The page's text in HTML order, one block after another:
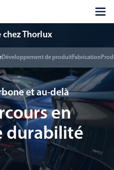
Thorlux
Développement de produitFabrication
et au-delà
en
durabilité